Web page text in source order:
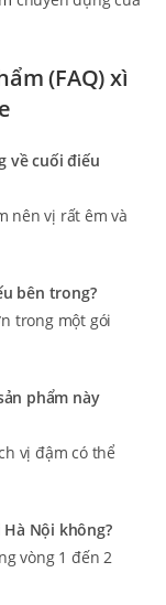
(FAQ) xì
về cuối điếu
nên vị rất êm và
bên trong?
trong một gói
phẩm này
vị đậm có thể
Nội không?
vòng 1 đến 2